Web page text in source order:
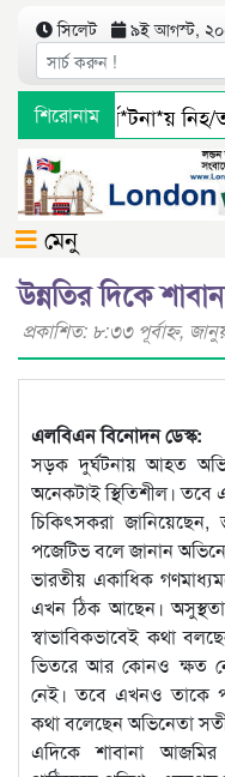
সিলেট ৯ই আগস্ট, ২০২৬
শিরোনাম
বাস দুর্ঘ*টনা*য়
মেনু
উন্নতির দিকে
প্রকাশিত: ৮:৩৩ পূর্বাহ্ণ,
এলবিএন বিনোদন ডেস্ক:
সড়ক দুর্ঘটনায় আহত
অনেকটাই স্থিতিশীল।
চিকিৎসকরা
পজেটিভ বলে জানান
ভারতীয় একাধিক
এখন ঠিক আছেন। অসুস্থতা
স্বাভাবিকভাবেই কথা
ভিতরে আর কোনও ক্ষত
নেই। তবে এখনও তাকে
কথা বলেছেন অভিনেতা
এদিকে শাবানা